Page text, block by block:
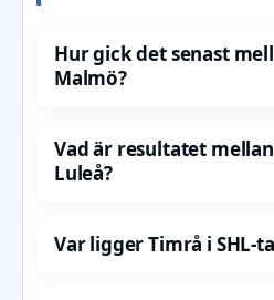
Hur gick det senast
Malmö?
Vad är resultatet
Luleå?
Var ligger Timrå i SHL-